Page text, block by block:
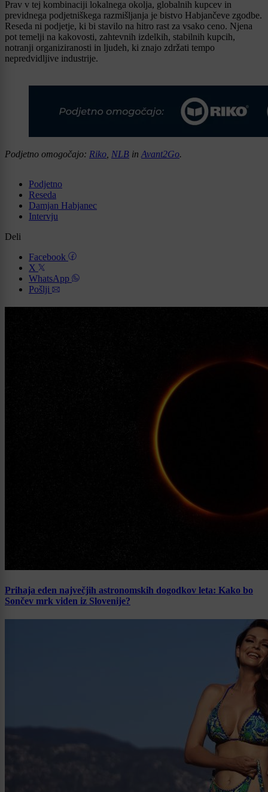
Prav v tej kombinaciji lokalnega okolja, globalnih kupcev in
previdnega podjetniškega razmišljanja je bistvo Habjančeve zgodbe.
Reseda ni podjetje, ki bi stavilo na hitro rast za vsako ceno. Njena
pot temelji na kakovosti, zahtevnih izdelkih, stabilnih kupcih,
notranji organiziranosti in ljudeh, ki znajo zdržati tempo
nepredvidljive industrije.
Podjetno omogočajo: Riko NLB in Avant2Go.
Podjetno
Reseda
Damjan Habjanec
Intervju
Deli
Facebook
X
WhatsApp
Pošlji
Prihaja eden največjih astronomskih dogodkov leta: Kako bo
Sončev mrk viden iz Slovenije?